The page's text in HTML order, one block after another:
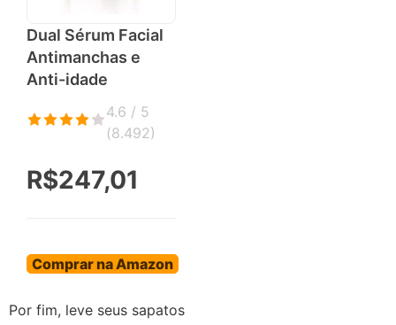
Dual Sérum Facial
Antimanchas e
Anti-idade
4.6 / 5
(8.492)
R$247,01
Comprar na Amazon
Por fim, leve seus sapatos